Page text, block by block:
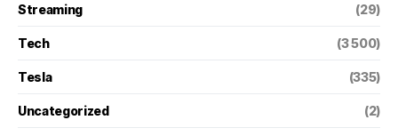
Streaming (29)
Tech (3 500)
Tesla (335)
Uncategorized (2)